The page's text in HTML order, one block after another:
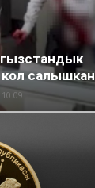
салышкан